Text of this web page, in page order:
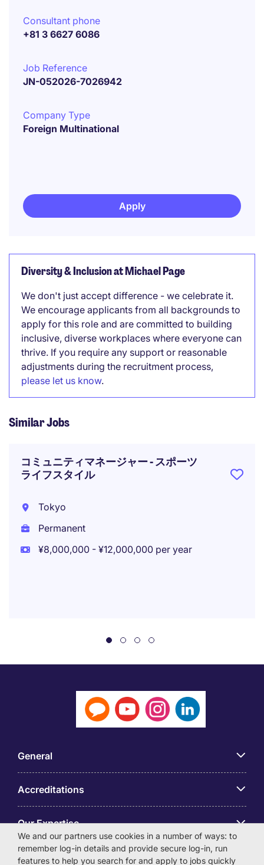
Consultant phone
+81 3 6627 6086
Job Reference
JN-052026-7026942
Company Type
Foreign Multinational
Apply
Diversity & Inclusion at Michael Page
We don't just accept difference - we celebrate it.
We encourage applicants from all backgrounds to
apply for this role and are committed to building
inclusive, diverse workplaces where everyone can
thrive. If you require any support or reasonable
adjustments during the recruitment process,
please let us know.
Similar Jobs
コミュニティマネージャー - スポーツ
ライフスタイル
Tokyo
Permanent
¥8,000,000 - ¥12,000,000 per year
General
Accreditations
Our Expertise
アプリ
We and our partners use cookies in a number of ways: to
remember log-in details and provide secure log-in, run
features to help you search for and apply to jobs quickly